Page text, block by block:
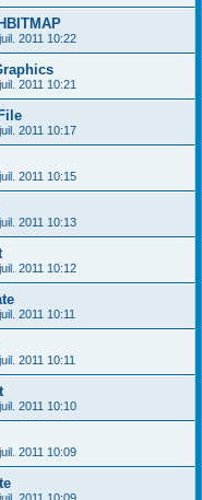
2011 10:22
2011 10:21
2011 10:17
2011 10:15
2011 10:13
2011 10:12
2011 10:11
2011 10:11
2011 10:10
2011 10:09